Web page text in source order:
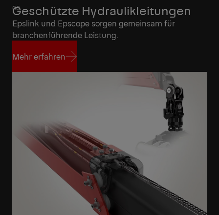
Geschützte Hydraulikleitungen
Epslink und Epscope sorgen gemeinsam für
branchenführende Leistung.
Mehr erfahren